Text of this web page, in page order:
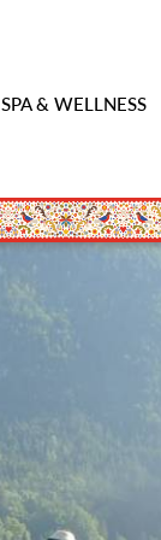
SPA & WELLNESS